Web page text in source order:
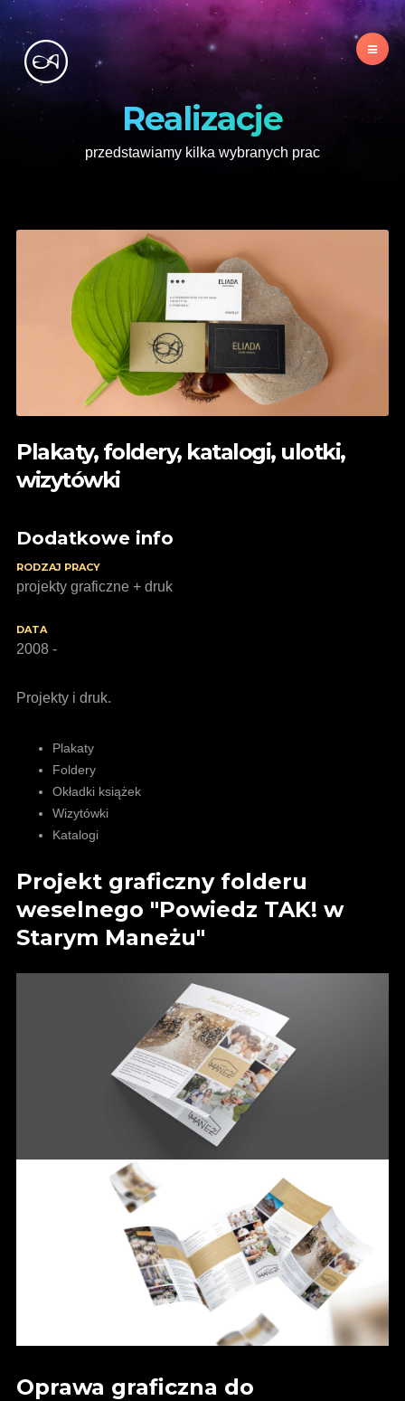
Realizacje
przedstawiamy kilka wybranych prac
Plakaty, foldery, katalogi, ulotki,
wizytówki
Dodatkowe info
RODZAJ PRACY
projekty graficzne + druk
DATA
2008 -
Projekty i druk.
Plakaty
Foldery
Okładki książek
Wizytówki
Katalogi
Projekt graficzny folderu
weselnego "Powiedz TAK! w
Starym Maneżu"
Oprawa graficzna do